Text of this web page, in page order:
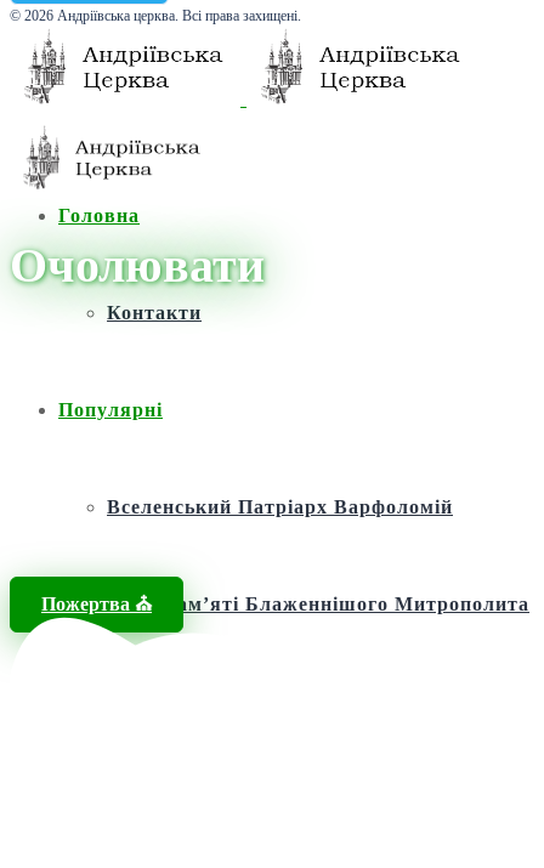
© 2026 Андріївська церква. Всі права захищені.
Головна
Контакти
Популярні
Вселенський Патріарх Варфоломій
Фонд пам’яті Блаженнішого Митрополита
Пожертва ⛪️
Очолювати